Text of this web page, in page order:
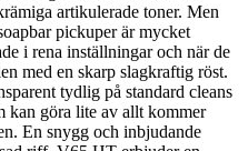
artikulerade toner. Men
pickuper är mycket
i rena inställningar och när de
med en skarp slagkraftig röst.
tydlig på standard cleans
kan göra lite av allt kommer
En snygg och inbjudande